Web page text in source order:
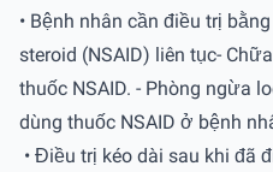
• Bệnh nhân cần điều trị
steroid (NSAID) liên tục-
thuốc NSAID. - Phòng ngừa
dùng thuốc NSAID ở bệnh
• Điều trị kéo dài sau khi đã